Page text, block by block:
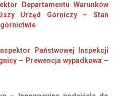
Departamentu Warunków
Urząd Górniczy – Stan
górnictwie
Państwowej Inspekcji
– Prewencja wypadkowa –